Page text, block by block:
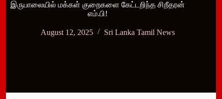
இருபாலையில் மக்கள் குறைகளை கேட்டறிந்த சிறீதரன்
எம்.பி!
August 12, 2025 Sri Lanka Tamil News